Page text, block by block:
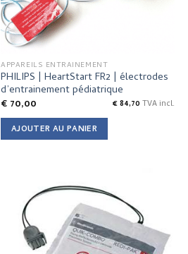
APPAREILS ENTRAINEMENT
PHILIPS | HeartStart FR2 | électrodes
d’entrainement pédiatrique
€ 70,00 €84,70 TVA incl.
AJOUTER AU PANIER